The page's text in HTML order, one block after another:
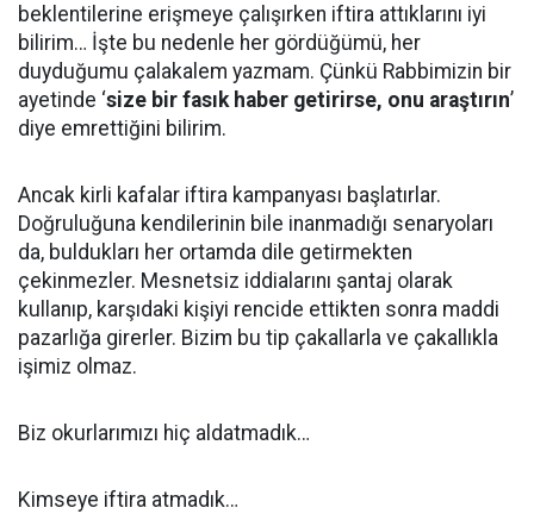
beklentilerine erişmeye çalışırken iftira attıklarını iyi
bilirim… İşte bu nedenle her gördüğümü, her
duyduğumu çalakalem yazmam. Çünkü Rabbimizin bir
ayetinde ‘size bir fasık haber getirirse, onu araştırın’
diye emrettiğini bilirim.
Ancak kirli kafalar iftira kampanyası başlatırlar.
Doğruluğuna kendilerinin bile inanmadığı senaryoları
da, buldukları her ortamda dile getirmekten
çekinmezler. Mesnetsiz iddialarını şantaj olarak
kullanıp, karşıdaki kişiyi rencide ettikten sonra maddi
pazarlığa girerler. Bizim bu tip çakallarla ve çakallıkla
işimiz olmaz.
Biz okurlarımızı hiç aldatmadık…
Kimseye iftira atmadık…